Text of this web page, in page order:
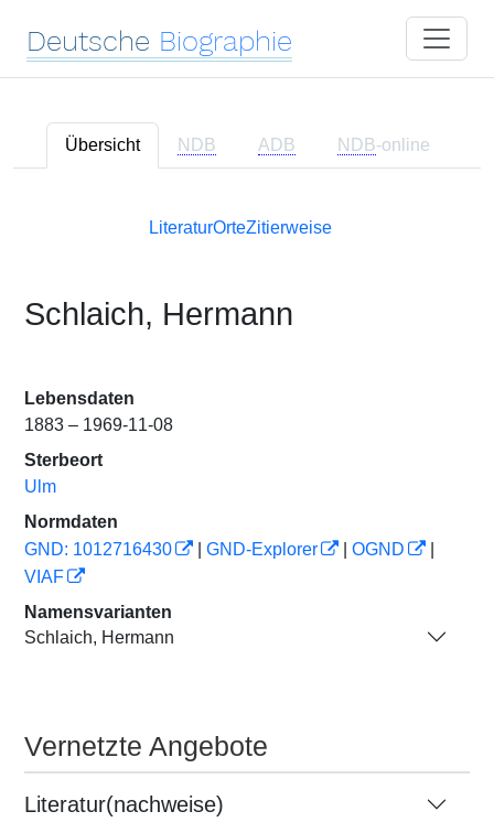
Deutsche Biographie
Übersicht NDB ADB NDB-online
LiteraturOrteZitierweise
Schlaich, Hermann
Lebensdaten
1883 – 1969-11-08
Sterbeort
Ulm
Normdaten
GND: 1012716430
GND-Explorer OGND
VIAF
Namensvarianten
Schlaich, Hermann
Vernetzte Angebote
Literatur(nachweise)